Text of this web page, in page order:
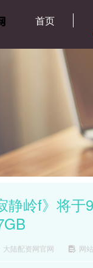
首页
静岭f》将于
大陆配资网官网 网